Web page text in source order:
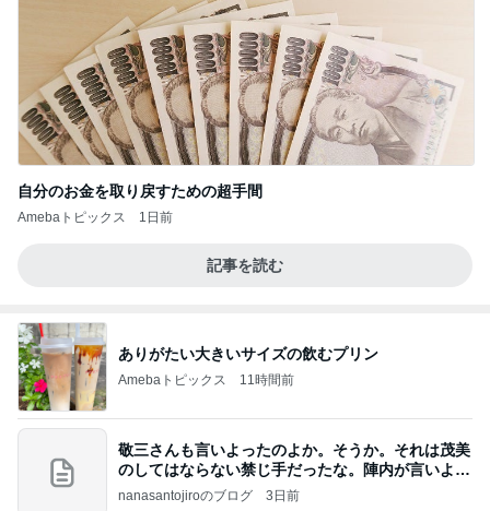
自分のお金を取り戻すための超手間
Amebaトピックス 1日前
記事を読む
ありがたい大きいサイズの飲むプリン
Amebaトピックス 11時間前
敬三さんも言いよったのよか。そうか。それは茂美
のしてはならない禁じ手だったな。陣内が言いよる
のよ
nanasantojiroのブログ 3日前